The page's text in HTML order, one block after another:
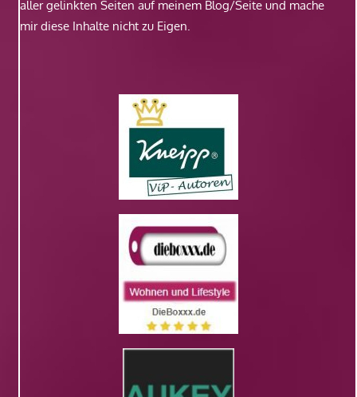
aller gelinkten Seiten auf meinem Blog/Seite und mache
mir diese Inhalte nicht zu Eigen.